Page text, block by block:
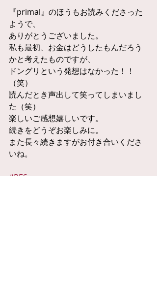
『primal』のほうもお読みくださった
ようで、
ありがとうございました。
私も最初、お金はどうしたもんだろう
かと考えたものですが、
ドングリという発想はなかった！！
（笑）
読んだとき声出して笑ってしまいまし
た（笑）
楽しいご感想嬉しいです。
続きをどうぞお楽しみに。
また長々続きますがお付き合いくださ
いね。
#RES